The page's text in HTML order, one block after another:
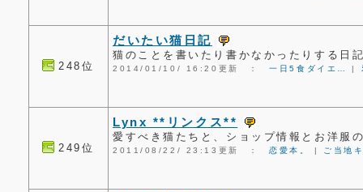
248位
だいたい猫日記
猫のことを書いたり書かなかったりする日
2014/01/10/ 16:20更新 ：一日5食ダイエ… |
249位
Lynx **リンクス**
愛すべき猫たちと、ショップ情報とお洋服
2011/08/22/ 23:13更新 ：恋愛本。 | ご当地